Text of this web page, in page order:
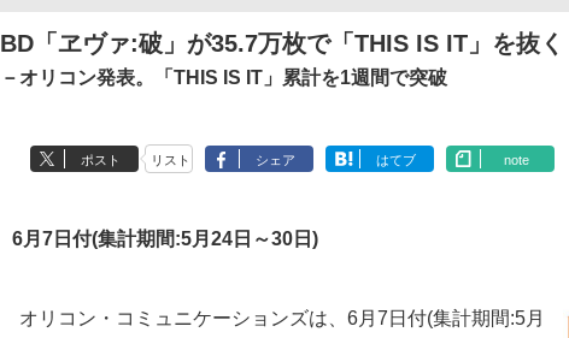
BD「ヱヴァ:破」が35.7万枚で「THIS IS IT」を抜く
－オリコン発表。「THIS IS IT」累計を1週間で突破
ポスト リスト シェア はてブ note
6月7日付(集計期間:5月24日～30日)
オリコン・コミュニケーションズは、6月7日付(集計期間:5月